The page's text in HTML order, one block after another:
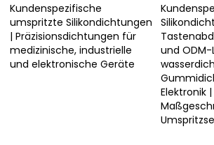
Kundenspezifische
umspritzte Silikondichtungen
| Präzisionsdichtungen für
medizinische, industrielle
und elektronische Geräte
und
Elektronik |